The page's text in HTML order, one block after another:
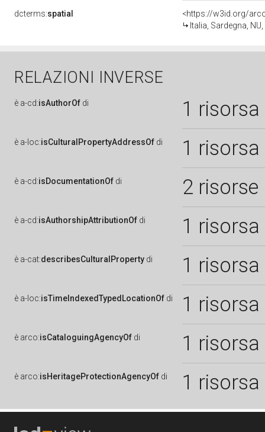
dcterms:spatial
<https://w3id.org/
Italia, Sardegna,
RELAZIONI INVERSE
è a-cd:isAuthorOf di 1 risorsa
è a-loc:isCulturalPropertyAddressOf di 1 risorsa
è a-cd:isDocumentationOf di 2 risorse
è a-cd:isAuthorshipAttributionOf di 1 risorsa
è a-cat:describesCulturalProperty di 1 risorsa
è a-loc:isTimeIndexedTypedLocationOf di 1 risorsa
è arco:isCataloguingAgencyOf di 1 risorsa
è arco:isHeritageProtectionAgencyOf di 1 risorsa